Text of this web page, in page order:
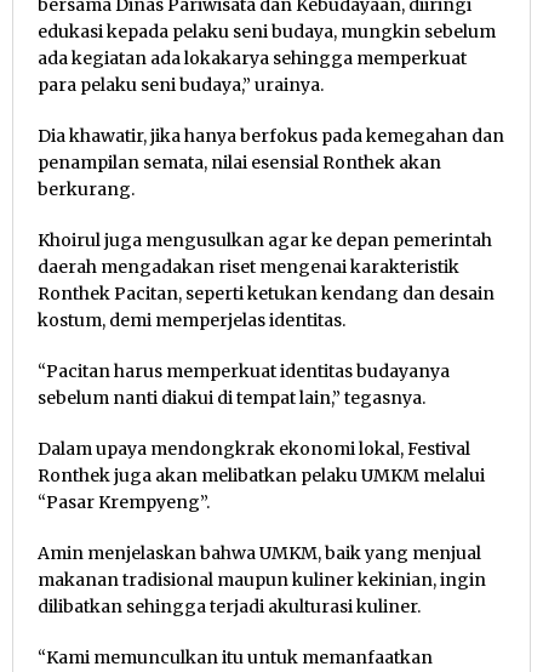
bersama Dinas Pariwisata dan Kebudayaan, diiringi
edukasi kepada pelaku seni budaya, mungkin sebelum
ada kegiatan ada lokakarya sehingga memperkuat
para pelaku seni budaya,” urainya.
Dia khawatir, jika hanya berfokus pada kemegahan dan
penampilan semata, nilai esensial Ronthek akan
berkurang.
Khoirul juga mengusulkan agar ke depan pemerintah
daerah mengadakan riset mengenai karakteristik
Ronthek Pacitan, seperti ketukan kendang dan desain
kostum, demi memperjelas identitas.
“Pacitan harus memperkuat identitas budayanya
sebelum nanti diakui di tempat lain,” tegasnya.
Dalam upaya mendongkrak ekonomi lokal, Festival
Ronthek juga akan melibatkan pelaku UMKM melalui
“Pasar Krempyeng”.
Amin menjelaskan bahwa UMKM, baik yang menjual
makanan tradisional maupun kuliner kekinian, ingin
dilibatkan sehingga terjadi akulturasi kuliner.
“Kami memunculkan itu untuk memanfaatkan